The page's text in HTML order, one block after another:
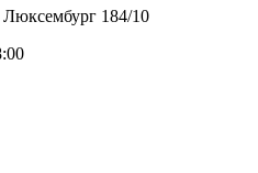
Люксембург 184/10